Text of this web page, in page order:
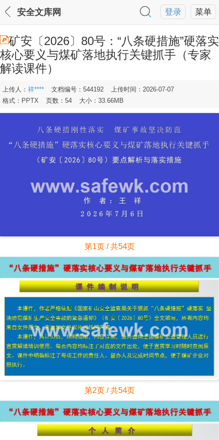
菜单
登录
安全文库网
矿安〔2026〕80号：“八条硬措施”硬落实
核心要义与煤矿落地执行关键抓手（专家
解读课件）
上传人： 祥**** 文档编号：544192
上传时间：2026-07-07
格式：PPTX
页数：54 大小：33.66MB
第1页 / 共54页
第2页 / 共54页